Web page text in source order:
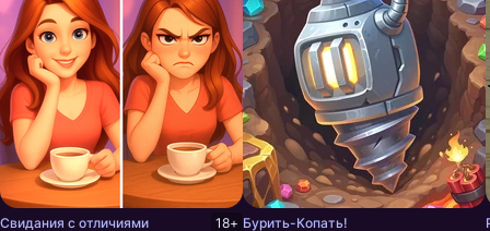
Свидания с отличиями 18+ Бурить-Копать!